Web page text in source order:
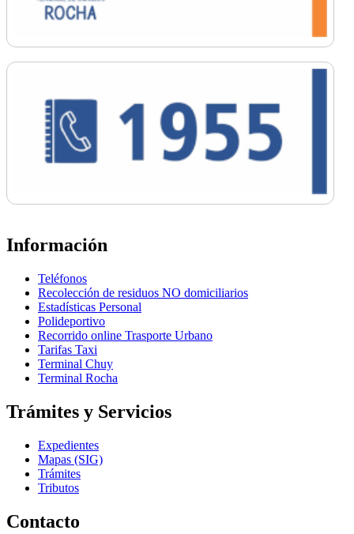
Información
Teléfonos
Recolección de residuos NO domiciliarios
Estadísticas Personal
Polideportivo
Recorrido online Trasporte Urbano
Tarifas Taxi
Terminal Chuy
Terminal Rocha
Trámites y Servicios
Expedientes
Mapas (SIG)
Trámites
Tributos
Contacto